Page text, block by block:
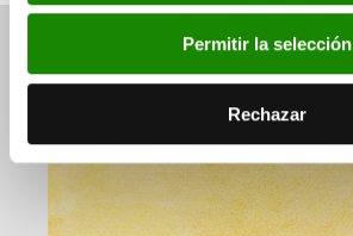
Permitir la selección
Rechazar
Ver también